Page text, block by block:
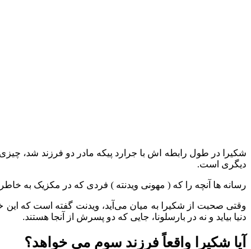
شکیرا در طول رابطه اش با جرارد پیکه مادر دو فرزند شد،
دیگری است.
رسانه ها آنچه را که ( مهونی ویدنته ) فردی که در مکزیک به
دنیا بیاید و نه در بارسلونا، جایی که دو پسرش از آنجا هستند.
آیا شکیرا واقعاً فرزند سوم می خواهد؟